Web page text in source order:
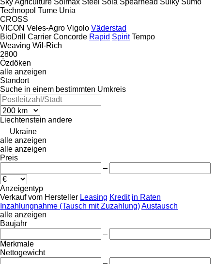
Technopol Tume Unia
CROSS
VICON Veles-Agro Vigolo Väderstad
BioDrill
Carrier Concorde Rapid Spirit Tempo
Weaving Wil-Rich
2800
Özdöken
alle anzeigen
Standort
Suche in einem bestimmten Umkreis
Liechtenstein andere
Ukraine
alle anzeigen
alle anzeigen
Preis
–
Anzeigentyp
Verkauf vom Hersteller Leasing Kredit in Raten
Inzahlungnahme (Tausch mit Zuzahlung)Austausch
alle anzeigen
Baujahr
–
Merkmale
Nettogewicht